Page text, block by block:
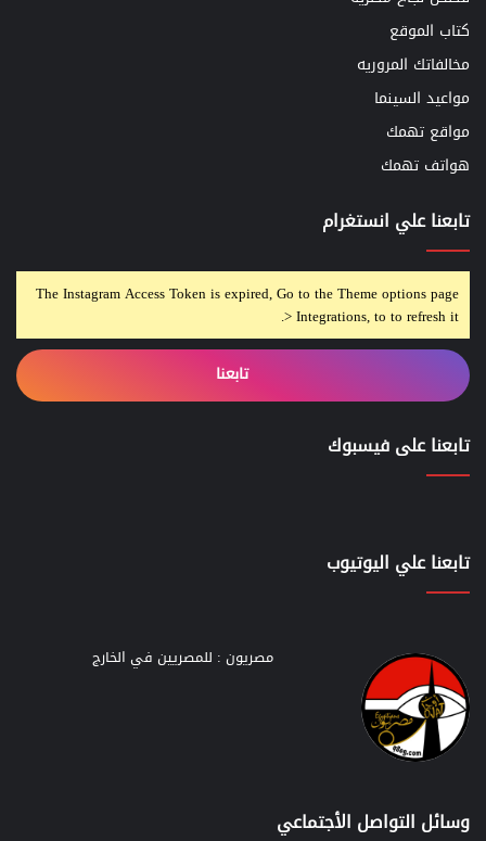
كتاب الموقع
مخالفاتك المروريه
مواعيد السينما
مواقع تهمك
هواتف تهمك
تابعنا علي انستغرام
The Instagram Access Token is expired, Go to the Theme options page
> Integrations, to to refresh it.
تابعنا
تابعنا على فيسبوك
تابعنا علي اليوتيوب
مصريون : للمصريين في الخارج
وسائل التواصل الأجتماعي